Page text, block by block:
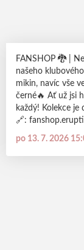
FANSHOP 🐉 |
našeho
mikin, navíc vše
černé🔥 Ať už jsi hráč, fanoušek nebo rodič, vybere si opravdu
každý! Kolekce
🔗: fanshop.erupting-dragons.cz
můžete těšit na DROP
žádné drama
doručíme 🤪 ODDANOST | BOJOVNOST | RESPEKT |
po 13. 7. 2026